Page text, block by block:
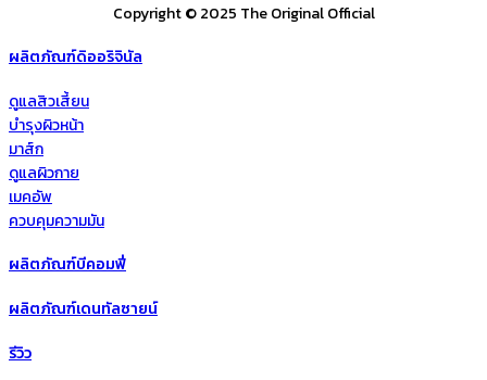
Copyright © 2025 The Original Official
ผลิตภัณฑ์ดิออริจินัล
ดูแลสิวเสี้ยน
บำรุงผิวหน้า
มาส์ก
ดูแลผิวกาย
เมคอัพ
ควบคุมความมัน
ผลิตภัณฑ์บีคอมฟี่
ผลิตภัณฑ์เดนทัลซายน์
รีวิว